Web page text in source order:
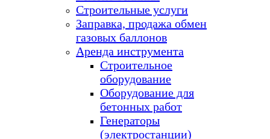
Строительные услуги
Заправка, продажа обмен
газовых баллонов
Аренда инструмента
Строительное
оборудование
Оборудование для
бетонных работ
Генераторы
(электростанции)